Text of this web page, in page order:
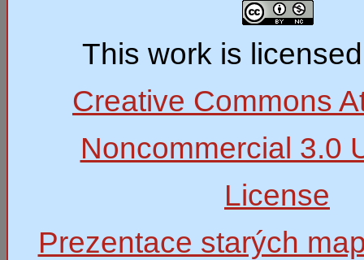
This work is
Creative Commons
Noncommercial 3.0
License
Prezentace starých